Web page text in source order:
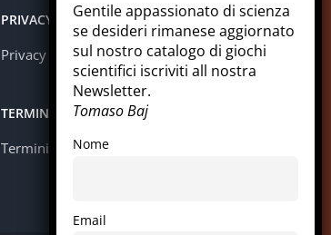
PRIVACY
Privacy policy
TERMINI E CONDIZIONI
Termini e condizioni
Gentile appassionato di scienza
se desideri rimanese aggiornato
sul nostro catalogo di giochi
scientifici iscriviti all nostra
Newsletter.
Tomaso Baj
Nome
Email